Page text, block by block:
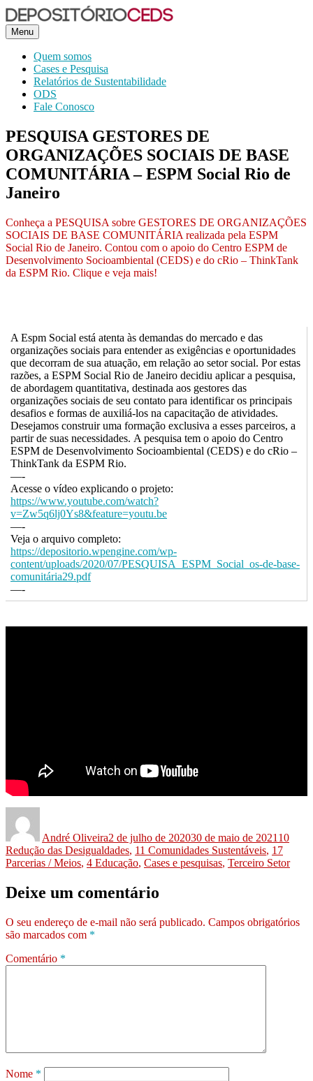
CEDS
Menu
Quem somos
Cases e Pesquisa
Relatórios de Sustentabilidade
ODS
Fale Conosco
PESQUISA GESTORES DE
ORGANIZAÇÕES SOCIAIS DE BASE
COMUNITÁRIA – ESPM Social Rio de
Janeiro
Conheça a PESQUISA sobre GESTORES DE ORGANIZAÇÕES
SOCIAIS DE BASE COMUNITÁRIA realizada pela ESPM
Social Rio de Janeiro. Contou com o apoio do Centro ESPM de
Desenvolvimento Socioambiental (CEDS) e do cRio – ThinkTank
da ESPM Rio. Clique e veja mais!
A Espm Social está atenta às demandas do mercado e das
organizações sociais para entender as exigências e oportunidades
que decorram de sua atuação, em relação ao setor social. Por estas
razões, a ESPM Social Rio de Janeiro decidiu aplicar a pesquisa,
de abordagem quantitativa, destinada aos gestores das
organizações sociais de seu contato para identificar os principais
desafios e formas de auxiliá-los na capacitação de atividades.
Desejamos construir uma formação exclusiva a esses parceiros, a
partir de suas necessidades. A pesquisa tem o apoio do Centro
ESPM de Desenvolvimento Socioambiental (CEDS) e do cRio –
ThinkTank da ESPM Rio.
—-
Acesse o vídeo explicando o projeto:
https://www.youtube.com/watch?
v=Zw5q6lj0Ys8&feature=youtu.be
—-
Veja o arquivo completo:
https://depositorio.wpengine.com/wp-
content/uploads/2020/07/PESQUISA_ESPM_Social_os-de-base-
comunitária29.pdf
—-
André Oliveira2 de julho de 202030 de maio de 2021 10
Redução das Desigualdades, 11 Comunidades Sustentáveis, 17
Parcerias / Meios, 4 Educação, Cases e pesquisas, Terceiro Setor
Deixe um comentário
O seu endereço de e-mail não será publicado. Campos obrigatórios
são marcados com *
Comentário *
Nome *